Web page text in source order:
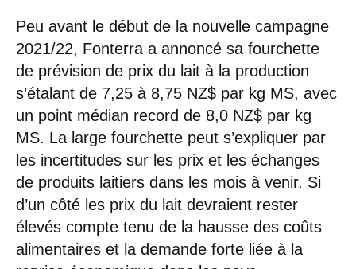
Peu avant le début de la nouvelle campagne
2021/22, Fonterra a annoncé sa fourchette
de prévision de prix du lait à la production
s’étalant de 7,25 à 8,75 NZ$ par kg MS, avec
un point médian record de 8,0 NZ$ par kg
MS. La large fourchette peut s’expliquer par
les incertitudes sur les prix et les échanges
de produits laitiers dans les mois à venir. Si
d’un côté les prix du lait devraient rester
élevés compte tenu de la hausse des coûts
alimentaires et la demande forte liée à la